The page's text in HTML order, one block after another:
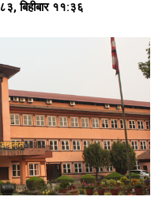
बिहीबार ११:३६